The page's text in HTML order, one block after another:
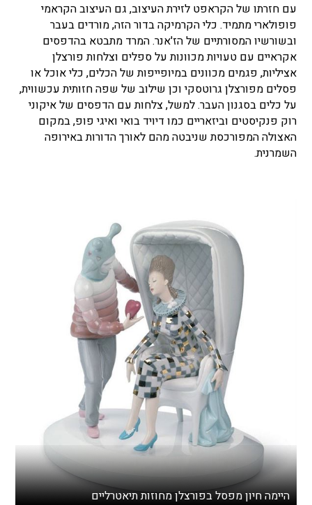
עם חזרתו של הקראפט לזירת העיצוב, גם העיצוב הקראמי
פופולארי מתמיד. כלי הקרמיקה בדור הזה, מורדים בעבר
ובשורשיו המסורתיים של הז'אנר. המרד מתבטא בהדפסים
אקראיים עם טעויות מכוונות על ספלים וצלחות פורצלן
אציליות, פגמים מכוונים במיופייפות של הכלים, כלי אוכל או
פסלים מפורצלן גרוטסקי וכן שילוב של שפה חזותית עכשווית,
על כלים בסגנון העבר. למשל, צלחות עם הדפסים של איקוני
רוק פנקיסטים וביזאריים כמו דיויד בואי ואיגי פופ, במקום
האצולה המפורכסת שניבטה מהם לאורך הדורות באירופה
השמרנית.
היימה חיון מפסל בפורצלן מחוזות תיאטרליים